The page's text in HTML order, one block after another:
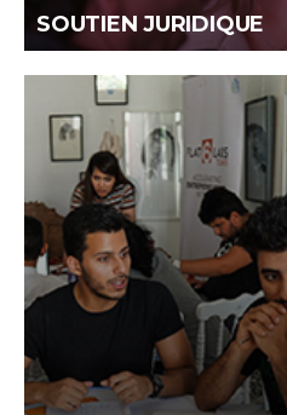
SOUTIEN JURIDIQUE